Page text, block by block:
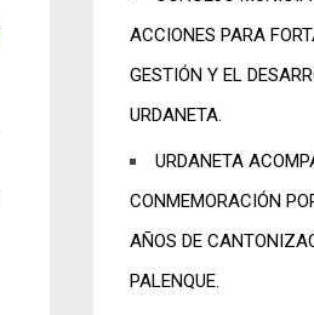
ACCIONES PARA
GESTIÓN Y EL
URDANETA.
URDANETA
CONMEMORACIÓN
AÑOS DE
PALENQUE.